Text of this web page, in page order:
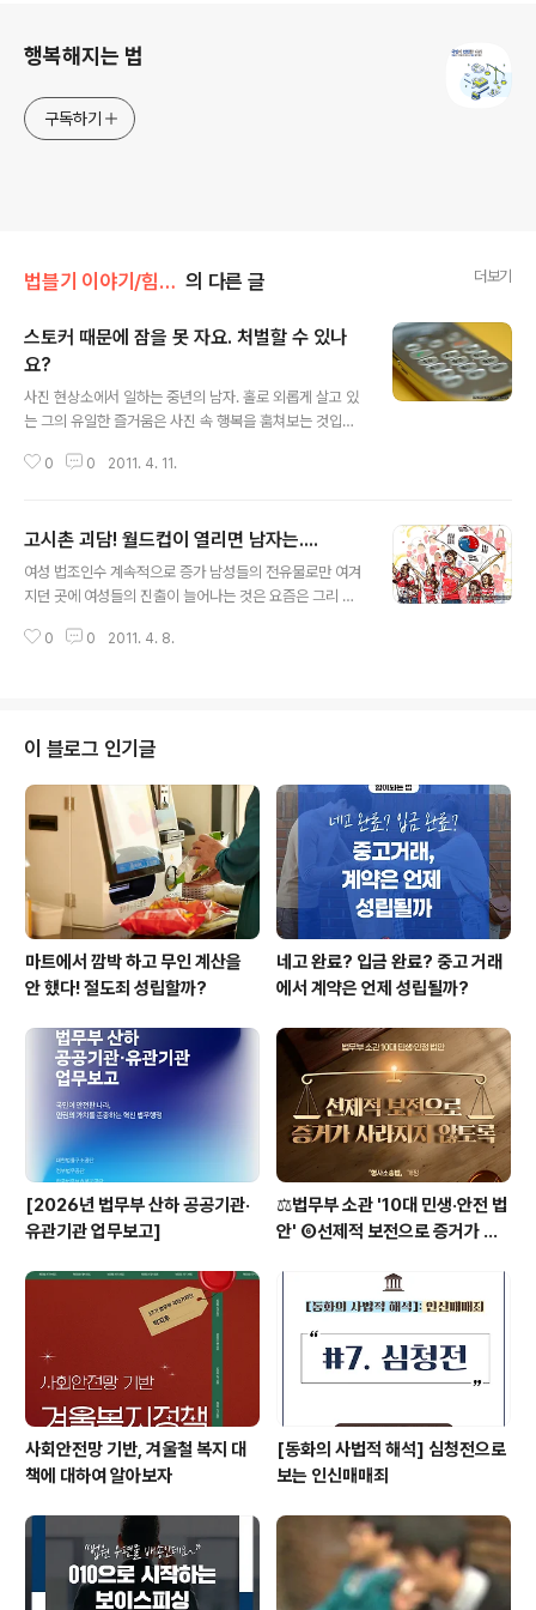
행복해지는 법
구독하기
법블기 이야기/힘이되는 법 의 다른 글 더보기
스토커 때문에 잠을 못 자요. 처벌할 수 있나
요?
사진 현상소에서 일하는 중년의 남자. 홀로 외롭게 살고 있
는 그의 유일한 즐거움은 사진 속 행복을 훔쳐보는 것입니
심은 특별합니다. 사진 속에서 더없이 행복한 표정을 짓는
0 0 2011. 4. 11.
고시촌 괴담! 월드컵이 열리면 남자는....
여성 법조인수 계속적으로 증가 남성들의 전유물로만 여겨
지던 곳에 여성들의 진출이 늘어나는 것은 요즘은 그리 놀
드러지고 있다는 것은 이제 새삼스러운 일도 아닌 것 같습
0 0 2011. 4. 8.
이 블로그 인기글
마트에서 깜박 하고 무인 계산을
안 했다! 절도죄 성립할까?
네고 완료? 입금 완료? 중고 거래
에서 계약은 언제 성립될까?
[2026년 법무부 산하 공공기관·
유관기관 업무보고]
⚖️법무부 소관 '10대 민생·안전 법
안' ⑥선제적 보전으로 증거가 사
사회안전망 기반, 겨울철 복지 대
책에 대하여 알아보자
[동화의 사법적 해석] 심청전으로
보는 인신매매죄